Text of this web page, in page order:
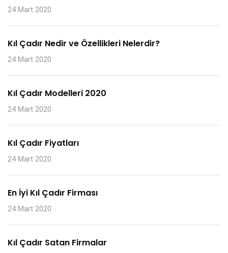
24 Mart 2020
Kıl Çadır Nedir ve Özellikleri Nelerdir?
24 Mart 2020
Kıl Çadır Modelleri 2020
24 Mart 2020
Kıl Çadır Fiyatları
24 Mart 2020
En İyi Kıl Çadır Firması
24 Mart 2020
Kıl Çadır Satan Firmalar